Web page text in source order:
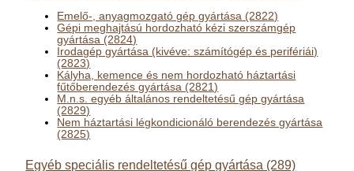
Emelő-, anyagmozgató gép gyártása (2822)
Gépi meghajtású hordozható kézi szerszámgép
gyártása (2824)
Irodagép gyártása (kivéve: számítógép és perifériái)
(2823)
Kályha, kemence és nem hordozható háztartási
fűtőberendezés gyártása (2821)
M.n.s. egyéb általános rendeltetésű gép gyártása
(2829)
Nem háztartási légkondicionáló berendezés gyártása
(2825)
Egyéb speciális rendeltetésű gép gyártása (289)